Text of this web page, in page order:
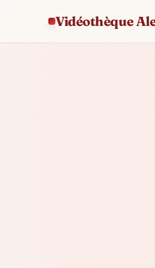
Vidéothèque